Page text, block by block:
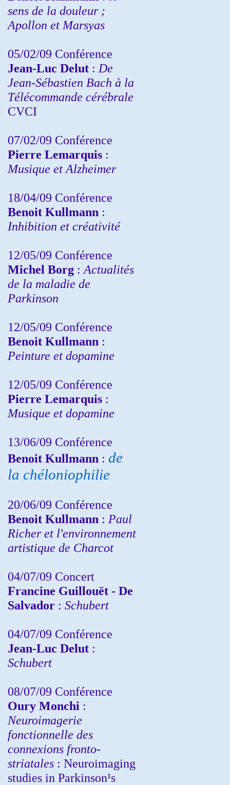
sens de la douleur ;
Apollon et Marsyas
05/02/09 Conférence
Jean-Luc Delut : De
Jean-Sébastien Bach à la
Télécommande cérébrale
CVCI
07/02/09 Conférence
Pierre Lemarquis :
Musique et Alzheimer
18/04/09 Conférence
Benoit Kullmann :
Inhibition et créativité
12/05/09 Conférence
Michel Borg : Actualités
de la maladie de
Parkinson
12/05/09 Conférence
Benoit Kullmann :
Peinture et dopamine
12/05/09 Conférence
Pierre Lemarquis :
Musique et dopamine
13/06/09 Conférence
Benoit Kullmann : de
la chéloniophilie
20/06/09 Conférence
Benoit Kullmann : Paul
Richer et l'environnement
artistique de Charcot
04/07/09 Concert
Francine Guillouët - De
Salvador : Schubert
04/07/09 Conférence
Jean-Luc Delut :
Schubert
08/07/09 Conférence
Oury Monchi :
Neuroimagerie
fonctionnelle des
connexions fronto-
striatales : Neuroimaging
studies in Parkinson¹s